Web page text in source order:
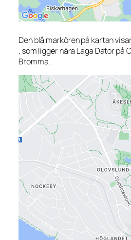
Den blå markören på kartan
, som ligger nära Laga Dator på
Bromma.